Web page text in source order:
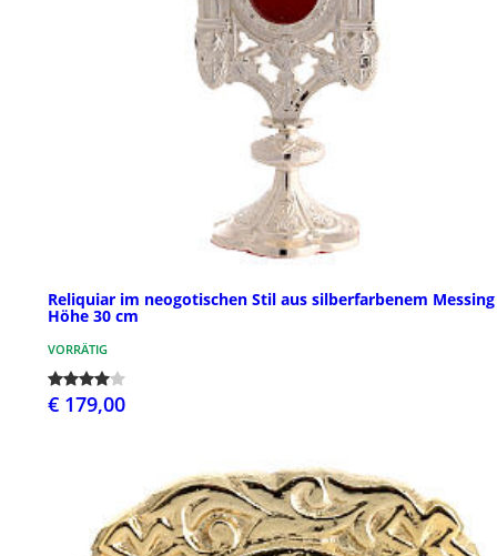
Reliquiar im neogotischen Stil aus silberfarbenem Messing
Höhe 30 cm
VORRÄTIG
€ 179,00